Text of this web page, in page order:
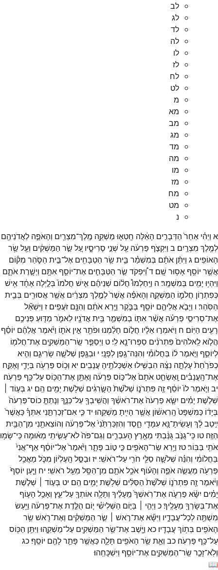
לב
לג
לד
לה
לו
לז
לח
לט
מ
מא
מב
מג
מד
מה
מו
מז
מח
מט
נ
א וַיְהִ֗י אַחַר֙ הַדְּבָרִ֣ים הָאֵ֔לֶּה חָֽטְא֛וּ מַשְׁקֵ֥ה מֶֽלֶךְ־מִצְרַ֖יִם וְהָאֹפֶ֑ה לַאֲדֹנֵיהֶ֖ם
לְמֶ֥לֶךְ מִצְרָֽיִם׃ ב וַיִּקְצֹ֣ף פַּרְעֹ֔ה עַ֖ל שְׁנֵ֣י סָרִיסָ֑יו עַ֚ל שַׂ֣ר הַמַּשְׁקִ֔ים וְעַ֖ל שַׂ֥ר
הָאוֹפִֽים׃ ג וַיִּתֵּ֨ן אֹתָ֜ם בְּמִשְׁמַ֗ר בֵּ֛ית שַׂ֥ר הַטַבָּחִ֖ים אֶל־בֵּ֣ית הַסֹּ֑הַר מְק֕וֹם
אֲשֶׁ֥ר יוֹסֵ֖ף אָס֥וּר שָֽׁם׃ דוַ֠יִּפְקֹד שַׂ֣ר הַטַּבָּחִ֧ים אֶת־יוֹסֵ֛ף אִתָּ֖ם וַיְשָׁ֣רֶתאֹתָ֑ם
וַיִּהְי֥וּ יָמִ֖ים בְּמִשְׁמָֽר׃ ה וַיַּֽחַלְמוּ֩ חֲל֨וֹם שְׁנֵיהֶ֜ם אִ֤ישׁ חֲלֹמוֹ֙ בְּלַ֣יְלָה אֶחָ֔דאִ֖ישׁ
כְּפִתְר֣וֹן חֲלֹמ֑וֹ הַמַּשְׁקֶ֣ה וְהָאֹפֶ֗ה אֲשֶׁר֙לְמֶ֣לֶךְ מִצְרַ֔יִם אֲשֶׁ֥ראֲסוּרִ֖ים בְּבֵ֥ית
הַסֹּֽהַר׃ ו וַיָּבֹ֧אאֲלֵיהֶ֛ם יוֹסֵ֖ף בַּבֹּ֑קֶר וַיַּ֣רְאאֹתָ֔ם וְהִנָּ֖ם זֹעֲפִֽים׃ ז וַיִּשְׁאַ֞ל
אֶת־סְרִיסֵ֣י פַרְעֹ֗ה אֲשֶׁ֨ראִתּ֧וֹ בְמִשְׁמַ֛ר בֵּ֥יתאֲדֹנָ֖יו לֵאמֹ֑ר מַדּ֛וּעַ פְּנֵיכֶ֥ם
רָעִ֖ים הַיּֽוֹם׃ ח וַיֹּאמְר֣וּאֵלָ֔יו חֲל֣וֹם חָלַ֔מְנוּ וּפֹתֵ֖ראֵ֣ין אֹת֑וֹ וַיֹּ֨אמֶראֲלֵהֶ֜ם יוֹסֵ֗ף
הֲל֤וֹאלֵֽאלֹהִים֙ פִּתְרֹנִ֔ים סַפְּרוּ־נָ֖אלִֽי׃ ט וַיְסַפֵּ֧ר שַֽׂר־הַמַּשְׁקִ֛ים אֶת־חֲלֹמ֖וֹ
לְיוֹסֵ֑ף וַיֹּ֣אמֶרל֔וֹ בַּחֲלוֹמִ֕י וְהִנֵּה־גֶ֖פֶן לְפָנָֽי׃ י וּבַגֶּ֖פֶן שְׁלֹשָׁ֣ה שָׂרִיגִ֑ם וְהִ֤יא
כְפֹרַ֙חַת֙עָלְתָ֣ה נִצָּ֔הּ הִבְשִׁ֥ילוּאַשְׁכְּלֹתֶ֖יהָ עֲנָבִֽים׃ יא וְכ֥וֹס פַּרְעֹ֖ה בְּיָדִ֑י וָאֶקַּ֣ח
אֶת־הָֽעֲנָבִ֗ים וָֽאֶשְׂחַ֤ט אֹתָם֙אֶל־כּ֣וֹס פַּרְעֹ֔ה וָאֶתֵּ֥ן אֶת־הַכּ֖וֹסעַל־כַּ֥ף פַּרְעֹֽה׃
יב וַיֹּ֤אמֶרלוֹ֙ יוֹסֵ֔ף זֶ֖ה פִּתְרֹנ֑וֹ שְׁלֹ֙שֶׁת֙ הַשָּׂ֣רִגִ֔ים שְׁלֹ֥שֶׁת יָמִ֖ים הֵֽם׃ יג בְּע֣וֹד ׀
שְׁלֹ֣שֶׁת יָמִ֗ים יִשָּׂ֤א פַרְעֹה֙אֶת־רֹאשֶׁ֔ךָ וַהֲשִֽׁיבְךָ֖עַל־כַּנֶּ֑ךָ וְנָתַתָּ֤כוֹס־פַּרְעֹה֙
בְּיָד֔וֹ כַּמִּשְׁפָּט֙ הָֽרִאשׁ֔וֹן אֲשֶׁ֥ר הָיִ֖יתָ מַשְׁקֵֽהוּ׃ ידכִּ֧י אִם־זְכַרְתַּ֣נִי אִתְּךָ֗כַּאֲשֶׁר֙
יִ֣יטַבלָ֔ךְ וְעָשִֽׂיתָ־נָּ֥אעִמָּדִ֖י חָ֑סֶד וְהִזְכַּרְתַּ֙נִי֙אֶל־פַּרְעֹ֔ה וְהוֹצֵאתַ֖נִי מִן־הַבַּ֥יִת
הַזֶּֽה׃ טו כִּֽי־גֻנֹּ֣בגֻּנַּ֔בְתִּי מֵאֶ֖רֶץ הָעִבְרִ֑ים וְגַם־פֹּה֙לֹא־עָשִׂ֣יתִֽי מְא֔וּמָה כִּֽי־שָׂמ֥וּ
אֹתִ֖י בַּבּֽוֹר׃טז וַיַּ֥רְא שַׂר־הָאֹפִ֖ים כִּ֣י ט֣וֹב פָּתָ֑ר וַיֹּ֙אמֶר֙אֶל־יוֹסֵ֔ף אַף־אֲנִי֙
בַּחֲלוֹמִ֔י וְהִנֵּ֗ה שְׁלֹשָׁ֛ה סַלֵּ֥י חֹרִ֖י עַל־רֹאשִֽׁי׃ יז וּבַסַּ֣ל הָֽעֶלְי֔וֹן מִכֹּ֛ל מַאֲכַ֥ל
פַּרְעֹ֖ה מַעֲשֵׂ֣ה אֹפֶ֑ה וְהָע֗וֹף אֹכֵ֥לאֹתָ֛ם מִן־הַסַּ֖ל מֵעַ֥ל רֹאשִֽׁי׃ יח וַיַּ֤עַן יוֹסֵף֙
וַיֹּ֔אמֶרזֶ֖ה פִּתְרֹנ֑וֹ שְׁלֹ֙שֶׁת֙ הַסַּלִּ֔ים שְׁלֹ֥שֶׁת יָמִ֖ים הֵֽם׃ יט בְּע֣וֹד ׀
שְׁלֹ֣שֶׁת
יָמִ֗ים יִשָּׂ֨א פַרְעֹ֤ה אֶת־רֹֽאשְׁךָ֙ מֵֽעָלֶ֔יךָ וְתָלָ֥ה אוֹתְךָ֖עַל־עֵ֑ץ וְאָכַ֥ל הָע֛וֹף
אֶת־בְּשָׂרְךָ֖ מֵעָלֶֽיךָ׃כ וַיְהִ֣י ׀ בַּיּ֣וֹם הַשְּׁלִישִׁ֗י י֚וֹם הֻלֶּ֣דֶתאֶת־פַּרְעֹ֔ה וַיַּ֥עַשׂ
מִשְׁתֶּ֖ה לְכָל־עֲבָדָ֑יו וַיִּשָּׂ֞אאֶת־רֹ֣אשׁ ׀ שַׂ֣ר הַמַּשְׁקִ֗ים וְאֶת־רֹ֛אשׁ שַׂ֥ר
הָאֹפִ֖ים בְּת֥וֹךְעֲבָדָֽיו׃ כא וַיָּ֛שֶׁבאֶת־שַׂ֥ר הַמַּשְׁקִ֖ים עַל־מַשְׁקֵ֑הוּ וַיִּתֵּ֥ן הַכּ֖וֹס
עַל־כַּ֥ף פַּרְעֹֽה׃ כב וְאֵ֛ת שַׂ֥ר הָאֹפִ֖ים תָּלָ֑ה כַּאֲשֶׁ֥ר פָּתַ֛רלָהֶ֖ם יוֹסֵֽף׃ כג
וְלֹֽא־זָכַ֧ר שַֽׂר־הַמַּשְׁקִ֛ים אֶת־יוֹסֵ֖ף וַיִּשְׁכָּחֵֽהוּ׃
📖